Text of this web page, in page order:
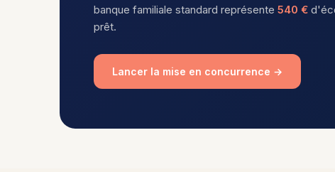
banque familiale standard représente 540 €
prêt.
Lancer la mise en concurrence →